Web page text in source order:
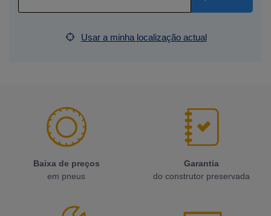
Usar a minha localização actual
Baixa de preços
em pneus
Garantia
do construtor preservada